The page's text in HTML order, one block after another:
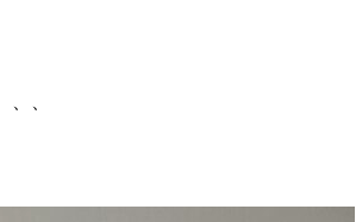
、